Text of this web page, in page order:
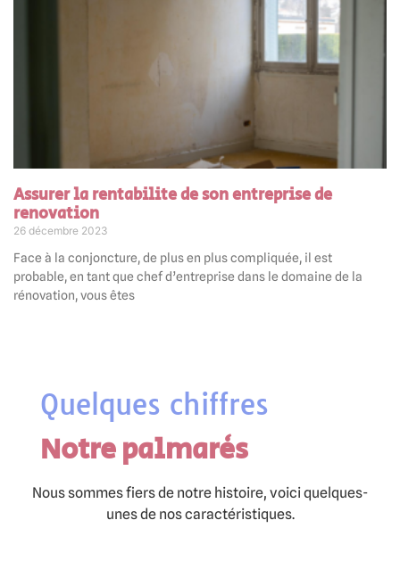
Assurer la rentabilite de son entreprise de
renovation
26 décembre 2023
Face à la conjoncture, de plus en plus compliquée, il est
probable, en tant que chef d’entreprise dans le domaine de la
rénovation, vous êtes
Quelques chiffres
Notre palmarès
Nous sommes fiers de notre histoire, voici quelques-
unes de nos caractéristiques.